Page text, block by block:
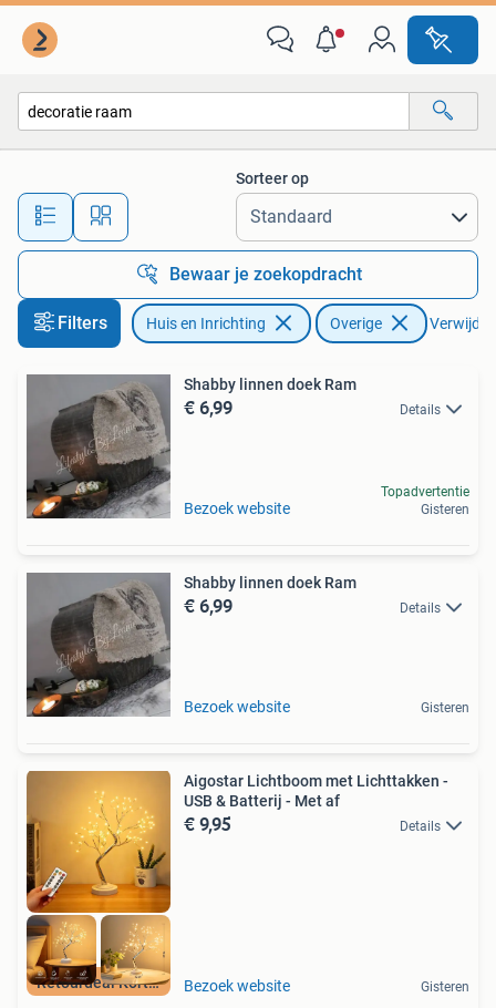
Alle afstanden…
Sorteer op
Bewaar je zoekopdracht
Filters Huis en Inrichting Overige
Shabby linnen doek Ram
€ 6,99 Details
Bezoek website
Topadvertentie
Gisteren
Shabby linnen doek Ram
€ 6,99 Details
Bezoek website Gisteren
Retourdeal Korting
Aigostar Lichtboom met Lichttakken -
USB & Batterij - Met af
€ 9,95 Details
Bezoek website Gisteren